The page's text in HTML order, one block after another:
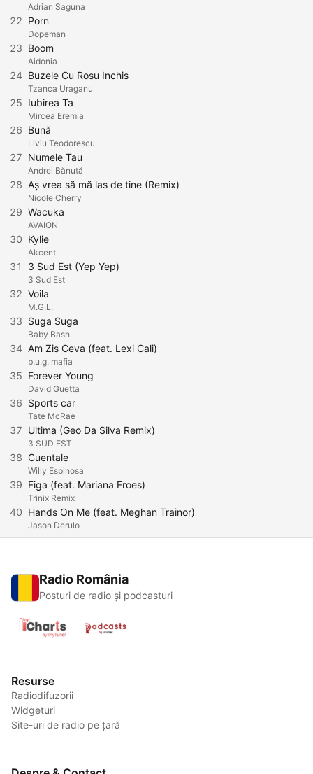
Adrian Saguna
22 Porn
Dopeman
23 Boom
Aidonia
24 Buzele Cu Rosu Inchis
Tzanca Uraganu
25 Iubirea Ta
Mircea Eremia
26 Bună
Liviu Teodorescu
27 Numele Tau
Andrei Bănută
28 Aș vrea să mă las de tine (Remix)
Nicole Cherry
29 Wacuka
AVAION
30 Kylie
Akcent
31 3 Sud Est (Yep Yep)
3 Sud Est
32 Voila
M.G.L.
33 Suga Suga
Baby Bash
34 Am Zis Ceva (feat. Lexi Cali)
b.u.g. mafia
35 Forever Young
David Guetta
36 Sports car
Tate McRae
37 Ultima (Geo Da Silva Remix)
3 SUD EST
38 Cuentale
Willy Espinosa
39 Figa (feat. Mariana Froes)
Trinix Remix
40 Hands On Me (feat. Meghan Trainor)
Jason Derulo
Radio România
Posturi de radio și podcasturi
Resurse
Radiodifuzorii
Widgeturi
Site-uri de radio pe țară